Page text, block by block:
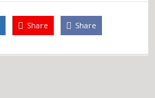
Share Share